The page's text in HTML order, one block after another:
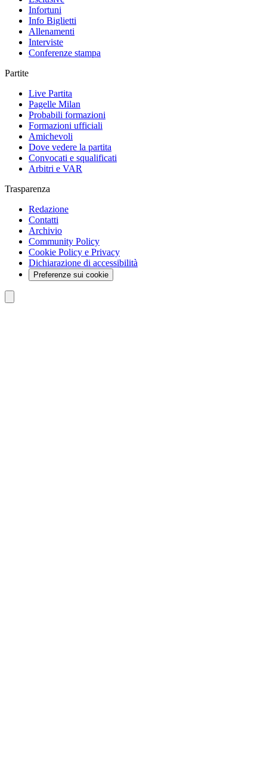
Infortuni
Info Biglietti
Allenamenti
Interviste
Conferenze stampa
Partite
Live Partita
Pagelle Milan
Probabili formazioni
Formazioni ufficiali
Amichevoli
Dove vedere la partita
Convocati e squalificati
Arbitri e VAR
Trasparenza
Redazione
Contatti
Archivio
Community Policy
Cookie Policy e Privacy
Dichiarazione di accessibilità
Preferenze sui cookie